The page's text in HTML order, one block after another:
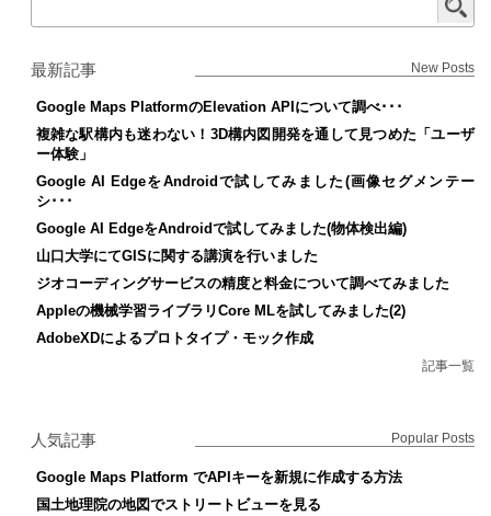
最新記事 New Posts
Google Maps PlatformのElevation APIについて調べ･･･
複雑な駅構内も迷わない！3D構内図開発を通して見つめた「ユーザ
ー体験」
Google AI EdgeをAndroidで試してみました(画像セグメンテー
シ･･･
Google AI EdgeをAndroidで試してみました(物体検出編)
山口大学にてGISに関する講演を行いました
ジオコーディングサービスの精度と料金について調べてみました
Appleの機械学習ライブラリCore MLを試してみました(2)
AdobeXDによるプロトタイプ・モック作成
記事一覧
人気記事 Popular Posts
Google Maps Platform でAPIキーを新規に作成する方法
国土地理院の地図でストリートビューを見る